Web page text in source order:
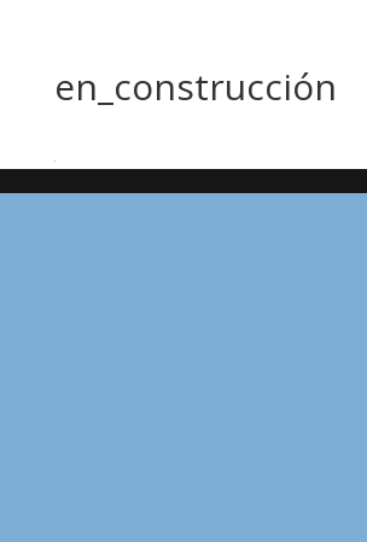
en_construcción